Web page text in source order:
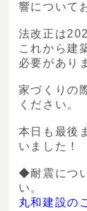
響について
法改正は
これから建
必要があり
家づくりの
ください。
本日も最後
いました！
◆耐震につ
い。
丸和建設の